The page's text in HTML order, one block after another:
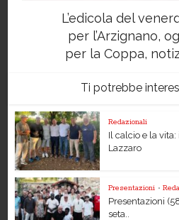
L’edicola del
per l’Arzignano,
per la Coppa,
Ti potrebbe
Redazionali
Il calcio e la
Lazzaro
Presentazioni •
Presentazioni
seta..